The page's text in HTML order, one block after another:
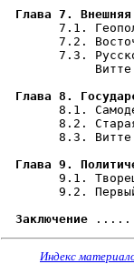
Глава 7. Внешняя
7.1.
7.2.
7.3.
Глава 8.
8.1.
8.2.
8.3.
Глава 9.
9.1.
9.2.
Заключение
Индекс